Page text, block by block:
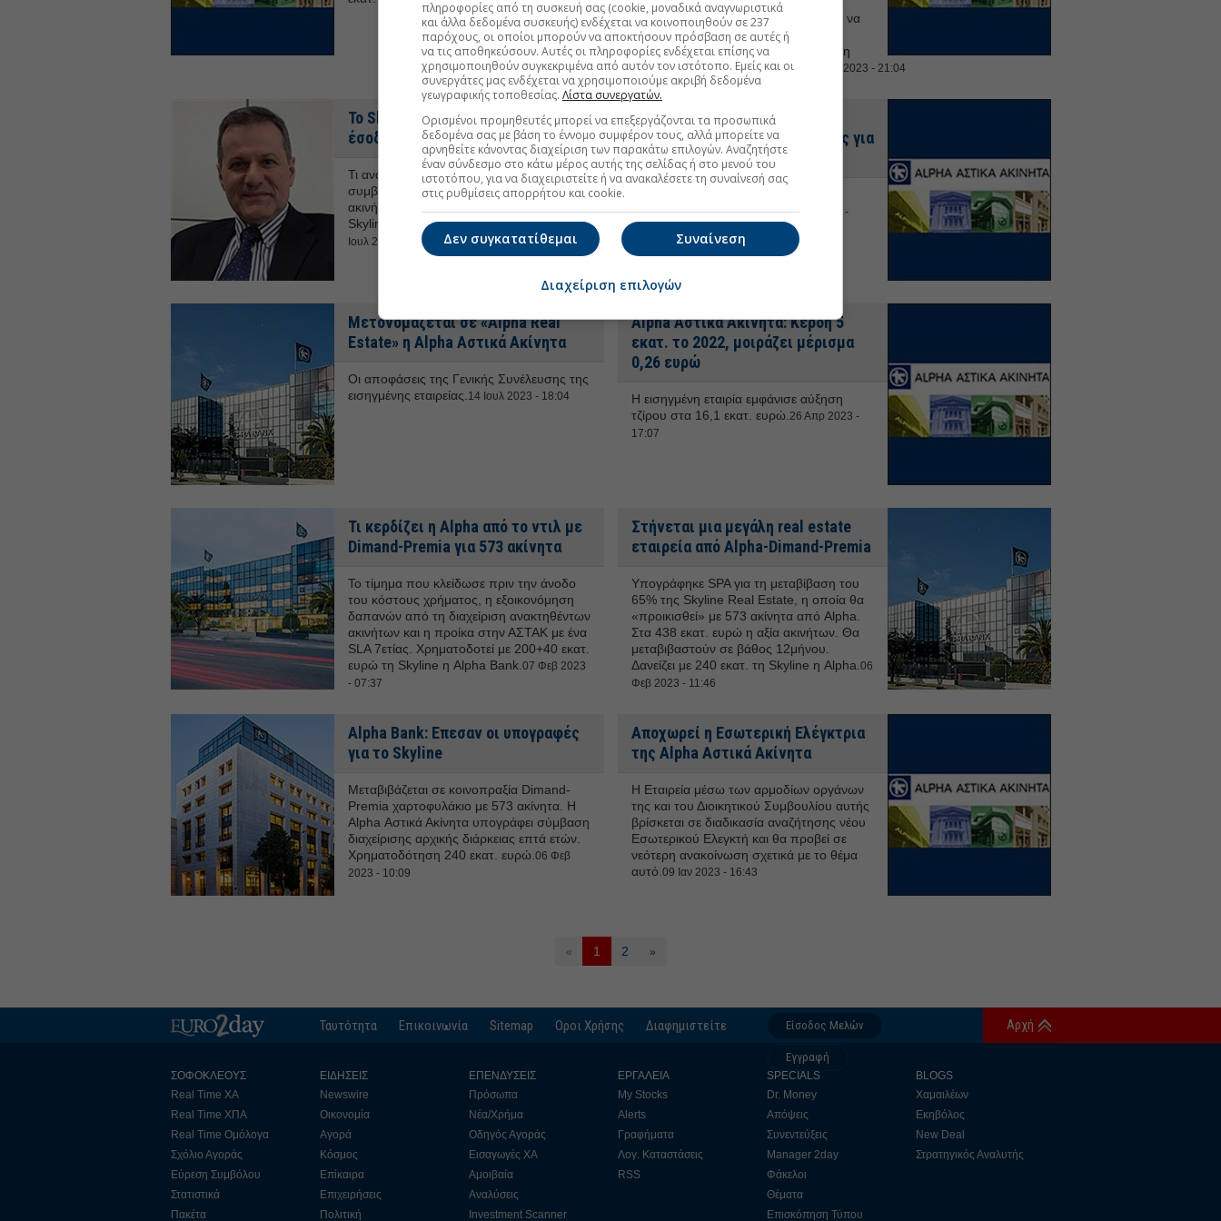
προθεσμίας εντός της οποίας πρέπει να
συνέλθει η αμέσως επόμενη Τακτική
Γενική Συνέλευση το 2026 και μέχρι τη
λήψη της σχετικής απόφασης.
31 Ιουλ 2023 - 21:04
Το Skyline και οι προσδοκίες για
έσοδα της Alpha Αστικά Ακίνητα
Τι αναμένεται να εισπράξει από το
συμβόλαιο διαχείρισης του χαρτοφυλακίου
ακινήτων αξίας 350 εκατ. ευρώ του
Skyline. Οι στόχοι των επόμενων ετών.15
Ιουλ 2023 - 08:11
Alpha Αστικά Ακίνητα: Στις 19
Ιουλίου η αποκοπή δικαιώματος για
το μέρισμα
αρχίσουν στις 26 Ιουλίου.14 Ιουλ 2023 -
Μετονομάζεται σε «Alpha Real
Estate» η Alpha Αστικά Ακίνητα
Οι αποφάσεις της Γενικής Συνέλευσης της
εισηγμένης εταιρείας. 14 Ιουλ 2023 - 18:04
Alpha Αστικά Ακίνητα: Κέρδη 5
εκατ. το 2022, μοιράζει μέρισμα
0,26 ευρώ
Η εισηγμένη εταιρία εμφάνισε αύξηση
τζίρου στα 16,1 εκατ. ευρώ. 26 Απρ 2023 -
17:07
Τι κερδίζει η Alpha από το ντιλ με
Dimand-Premia για 573 ακίνητα
To τίμημα που κλείδωσε πριν την άνοδο
του κόστους χρήματος, η εξοικονόμηση
δαπανών από τη διαχείριση ανακτηθέντων
ακινήτων και η προίκα στην ΑΣΤΑΚ με ένα
SLA 7ετίας. Χρηματοδοτεί με 200+40 εκατ.
ευρώ τη Skyline η Alpha Bank. 07 Φεβ 2023
- 07:37
Στήνεται μια μεγάλη real estate
εταιρεία από Alpha-Dimand-Premia
Υπογράφηκε SPA για τη μεταβίβαση του
65% της Skyline Real Estate, η οποία θα
«προικισθεί» με 573 ακίνητα από Alpha.
Στα 438 εκατ. ευρώ η αξία ακινήτων. Θα
μεταβιβαστούν σε βάθος 12μήνου.
Δανείζει με 240 εκατ. τη Skyline η Alpha. 06
Φεβ 2023 - 11:46
Alpha Bank: Επεσαν οι υπογραφές
για το Skyline
Μεταβιβάζεται σε κοινοπραξία Dimand-
Premia χαρτοφυλάκιο με 573 ακίνητα. Η
Alpha Αστικά Ακίνητα υπογράφει σύμβαση
διαχείρισης αρχικής διάρκειας επτά ετών.
Χρηματοδότηση 240 εκατ. ευρώ. 06 Φεβ
2023 - 10:09
Αποχωρεί η Εσωτερική Ελέγκτρια
της Alpha Αστικά Ακίνητα
Η Εταιρεία μέσω των αρμοδίων οργάνων
της και του Διοικητικού Συμβουλίου αυτής
βρίσκεται σε διαδικασία αναζήτησης νέου
Εσωτερικού Ελεγκτή και θα προβεί σε
νεότερη ανακοίνωση σχετικά με το θέμα
αυτό. 09 Ιαν 2023 - 16:43
« 1 2 »
Ταυτότητα Επικοινωνία Sitemap Οροι Χρήσης Διαφημιστείτε Είσοδος Μελών
Εγγραφή
Αρχή
ΣΟΦΟΚΛΕΟΥΣ
Real Time ΧΑ
Real Time ΧΠΑ
Real Time Ομόλογα
Σχόλιο Αγοράς
Εύρεση Συμβόλου
Στατιστικά
Πακέτα
ΕΙΔΗΣΕΙΣ
Newswire
Οικονομία
Αγορά
Κόσμος
Επίκαιρα
Επιχειρήσεις
Πολιτική
ΕΠΕΝΔΥΣΕΙΣ
Πρόσωπα
Νέα/Χρήμα
Οδηγός Αγοράς
Εισαγωγές ΧΑ
Αμοιβαία
Αναλύσεις
Investment Scanner
ΕΡΓΑΛΕΙΑ
My Stocks
Alerts
Γραφήματα
Λογ. Καταστάσεις
RSS
SPECIALS
Dr. Money
Απόψεις
Συνεντεύξεις
Manager 2day
Φάκελοι
Θέματα
Επισκόπηση Τύπου
BLOGS
Χαμαιλέων
Εκηβόλος
New Deal
Στρατηγικός Αναλυτής
πληροφορίες από τη συσκευή σας (cookie, μοναδικά αναγνωριστικά
και άλλα δεδομένα συσκευής) ενδέχεται να κοινοποιηθούν σε 237
παρόχους, οι οποίοι μπορούν να αποκτήσουν πρόσβαση σε αυτές ή
να τις αποθηκεύσουν. Αυτές οι πληροφορίες ενδέχεται επίσης να
χρησιμοποιηθούν συγκεκριμένα από αυτόν τον ιστότοπο. Εμείς και οι
συνεργάτες μας ενδέχεται να χρησιμοποιούμε ακριβή δεδομένα
γεωγραφικής τοποθεσίας. Λίστα συνεργατών.
Ορισμένοι προμηθευτές μπορεί να επεξεργάζονται τα προσωπικά
δεδομένα σας με βάση το έννομο συμφέρον τους, αλλά μπορείτε να
αρνηθείτε κάνοντας διαχείριση των παρακάτω επιλογών. Αναζητήστε
έναν σύνδεσμο στο κάτω μέρος αυτής της σελίδας ή στο μενού του
ιστοτόπου, για να διαχειριστείτε ή να ανακαλέσετε τη συναίνεσή σας
στις ρυθμίσεις απορρήτου και cookie.
Συναίνεση
Δεν συγκατατίθεμαι
Διαχείριση επιλογών